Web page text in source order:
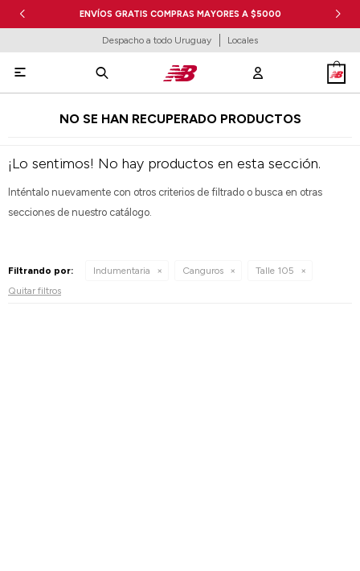
ENVÍOS GRATIS COMPRAS MAYORES A $5000
Despacho a todo Uruguay Locales

NO SE HAN RECUPERADO PRODUCTOS
¡Lo sentimos! No hay productos en esta sección.
Inténtalo nuevamente con otros criterios de filtrado o busca en otras
secciones de nuestro catálogo.
Filtrando por: Indumentaria Canguros
Talle 105
Quitar filtros